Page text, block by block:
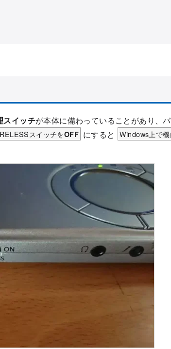
スイッチが本体に備わっていることがあり、
スイッチをOFF にすると
Windows上で機